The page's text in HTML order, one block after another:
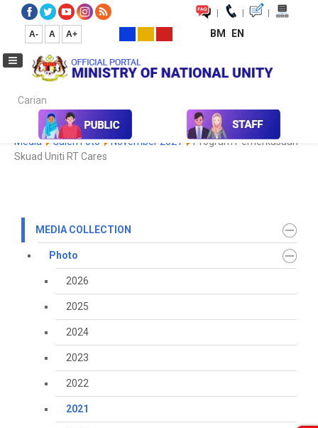
| | |
A- A A+ BM EN
Carian...
Media Media Collection Photo 2021
Koleksi
Media
Galeri Foto November 2021
Program Pemerkasaan
Skuad Uniti RT Cares
MEDIA COLLECTION
Photo
2026
2025
2024
2023
2022
2021